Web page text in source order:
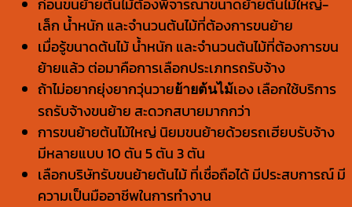
เล็ก น้ำหนัก และจำนวนต้นไม้ที่ต้องการขนย้าย
เมื่อรู้ขนาดต้นไม้ น้ำหนัก และจำนวนต้นไม้ที่ต้องการขน
ย้ายแล้ว ต่อมาคือการเลือกประเภทรถรับจ้าง
ถ้าไม่อยากยุ่งยากวุ่นวายย้ายต้นไม้เอง เลือกใช้บริการ
รถรับจ้างขนย้าย สะดวกสบายมากกว่า
การขนย้ายต้นไม้ใหญ่ นิยมขนย้ายด้วยรถเฮียบรับจ้าง
มีหลายแบบ 10 ตัน 5 ตัน 3 ตัน
เลือกบริษัทรับขนย้ายต้นไม้ ที่เชื่อถือได้ มีประสบการณ์ มี
ความเป็นมืออาชีพในการทำงาน